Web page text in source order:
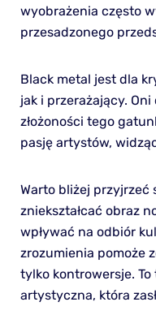
wyobrażenia często
przesadzonego
Black metal jest dla
jak i przerażający.
złożoności tego
pasję artystów,
Warto bliżej przyjrzeć
zniekształcać obraz
wpływać na odbiór
zrozumienia pomoże
tylko kontrowersje.
artystyczna, która